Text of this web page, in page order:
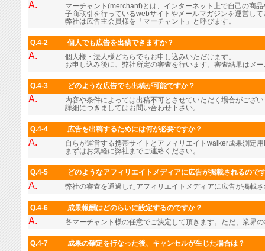
A.
マーチャント(merchant)とは、インターネット上で自己の商
子商取引を行っているwebサイトやメールマガジンを運営し
弊社は広告主会員様を「マーチャント」と呼びます。
Q.4-2 個人でも広告を出稿できますか？
A.
個人様・法人様どちらでもお申し込みいただけます。
お申し込み後に、弊社所定の審査を行います。審査結果はメ
Q.4-3 どのような広告でも出稿が可能ですか？
A.
内容や条件によっては出稿不可とさせていただく場合がござ
詳細につきましてはお問い合わせ下さい。
Q.4-4 広告を出稿するためには何が必要ですか？
A.
自らが運営する携帯サイトとアフィリエイトwalker成果測定
まずはお気軽に弊社までご連絡ください。
Q.4-5 どのようなアフィリエイトメディアに広告が掲載されるので
A. 弊社の審査を通過したアフィリエイトメディアに広告が掲載
Q.4-6 成果報酬はどのらいに設定するのですか？
A. 各マーチャント様の任意でご決定して頂きます。ただ、業界
Q.4-7 成果の確定を行なった後、キャンセルが生じた場合は？